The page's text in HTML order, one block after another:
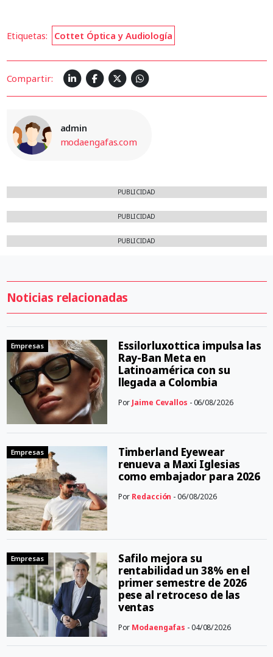
Etiquetas: Cottet Óptica y Audiología
Compartir:
admin
modaengafas.com
PUBLICIDAD
PUBLICIDAD
PUBLICIDAD
Noticias relacionadas
Empresas
Essilorluxottica impulsa las
Ray-Ban Meta en
Latinoamérica con su
llegada a Colombia
Por Jaime Cevallos - 06/08/2026
Empresas
Timberland Eyewear
renueva a Maxi Iglesias
como embajador para 2026
Por Redacción - 06/08/2026
Empresas
Safilo mejora su
rentabilidad un 38% en el
primer semestre de 2026
pese al retroceso de las
ventas
Por Modaengafas - 04/08/2026